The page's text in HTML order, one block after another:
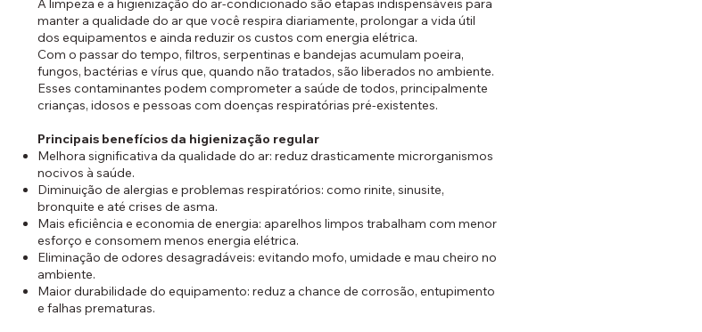
A limpeza e a higienização do ar-condicionado são etapas indispensáveis para
manter a qualidade do ar que você respira diariamente, prolongar a vida útil
dos equipamentos e ainda reduzir os custos com energia elétrica.
Com o passar do tempo, filtros, serpentinas e bandejas acumulam poeira,
fungos, bactérias e vírus que, quando não tratados, são liberados no ambiente.
Esses contaminantes podem comprometer a saúde de todos, principalmente
crianças, idosos e pessoas com doenças respiratórias pré-existentes.
Principais benefícios da higienização regular
Melhora significativa da qualidade do ar: reduz drasticamente microrganismos
nocivos à saúde.
Diminuição de alergias e problemas respiratórios: como rinite, sinusite,
bronquite e até crises de asma.
Mais eficiência e economia de energia: aparelhos limpos trabalham com menor
esforço e consomem menos energia elétrica.
Eliminação de odores desagradáveis: evitando mofo, umidade e mau cheiro no
ambiente.
Maior durabilidade do equipamento: reduz a chance de corrosão, entupimento
e falhas prematuras.